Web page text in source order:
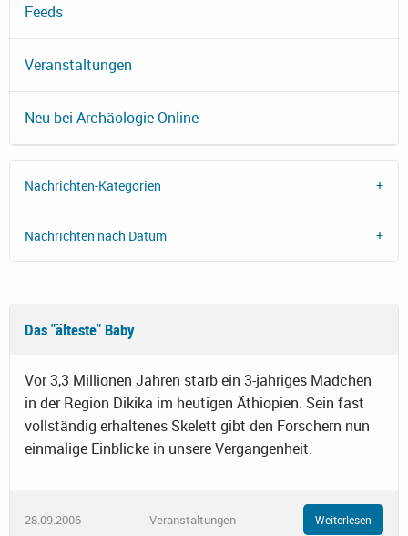
Feeds
Veranstaltungen
Neu bei Archäologie Online
Nachrichten-Kategorien
Nachrichten nach Datum
Das "älteste" Baby
Vor 3,3 Millionen Jahren starb ein 3-jähriges Mädchen
in der Region Dikika im heutigen Äthiopien. Sein fast
vollständig erhaltenes Skelett gibt den Forschern nun
einmalige Einblicke in unsere Vergangenheit.
28.09.2006 Veranstaltungen Weiterlesen